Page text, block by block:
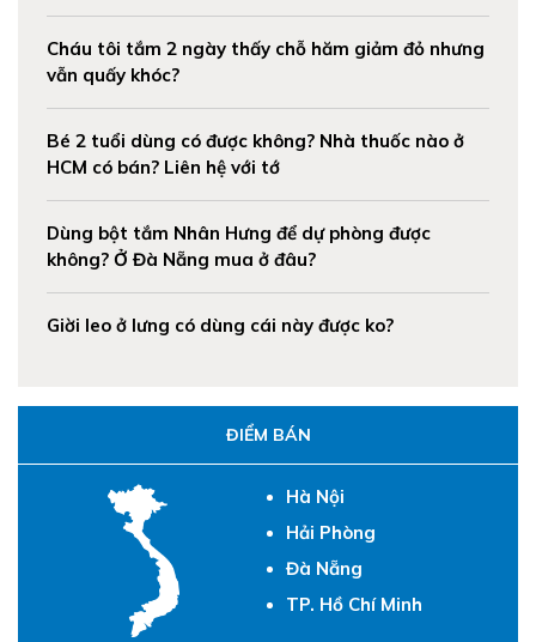
Cháu tôi tắm 2 ngày thấy chỗ hăm giảm đỏ nhưng
vẫn quấy khóc?
Bé 2 tuổi dùng có được không? Nhà thuốc nào ở
HCM có bán? Liên hệ với tớ
Dùng bột tắm Nhân Hưng để dự phòng được
không? Ở Đà Nẵng mua ở đâu?
Giời leo ở lưng có dùng cái này được ko?
ĐIỂM BÁN
Hà Nội
Hải Phòng
Đà Nẵng
TP. Hồ Chí Minh